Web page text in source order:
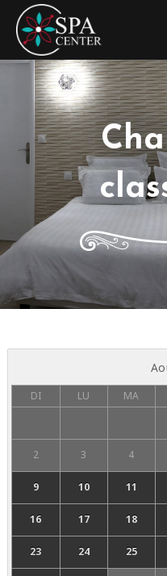
SPA Center
DI LU MA
2 3 4
9 10 11
16 17 18
23 24 25